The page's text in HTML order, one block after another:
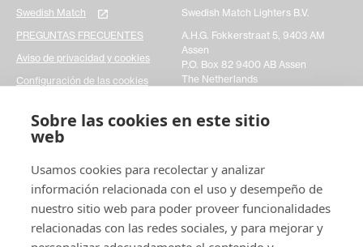
Sobre las cookies en este sitio
web
Usamos cookies para recolectar y analizar
información relacionada con el uso y desempeño de
nuestro sitio web para poder proveer funcionalidades
relacionadas con las redes sociales, y para mejorar y
Swedish Match
PREGUNTAS FRECUENTES
Aviso de privacidad y cookies
Configuración de las cookies
Swedish Match Lighters B.V.
A.H.G. Fokkerstraat 5, 9403 AM
Assen
P.O. Box 82 9400 AB Assen
The Netherlands
Ponte en contacto con
nosotros
Por favor, rellene un formulario sencillo de contacto
y háganos llegar sus consultas. Nos ayudaría mucho
a actuar con mayor rapidez en cualquier asunto que
pudiera tener. Gracias.